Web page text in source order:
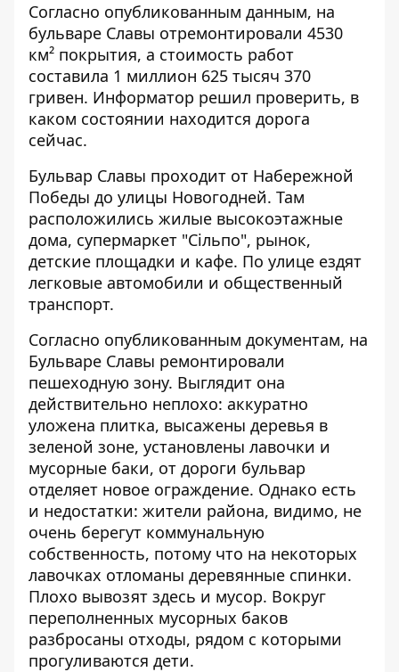
Согласно опубликованным данным, на
бульваре Славы отремонтировали 4530
км² покрытия, а стоимость работ
составила 1 миллион 625 тысяч 370
гривен. Информатор решил проверить, в
каком состоянии находится дорога
сейчас.
Бульвар Славы проходит от Набережной
Победы до улицы Новогодней. Там
расположились жилые высокоэтажные
дома, супермаркет "Сільпо", рынок,
детские площадки и кафе. По улице ездят
легковые автомобили и общественный
транспорт.
Согласно опубликованным документам, на
Бульваре Славы ремонтировали
пешеходную зону. Выглядит она
действительно неплохо: аккуратно
уложена плитка, высажены деревья в
зеленой зоне, установлены лавочки и
мусорные баки, от дороги бульвар
отделяет новое ограждение. Однако есть
и недостатки: жители района, видимо, не
очень берегут коммунальную
собственность, потому что на некоторых
лавочках отломаны деревянные спинки.
Плохо вывозят здесь и мусор. Вокруг
переполненных мусорных баков
разбросаны отходы, рядом с которыми
прогуливаются дети.